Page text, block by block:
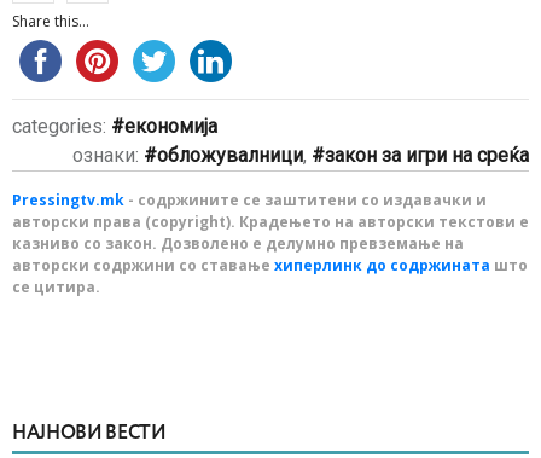
Share this...
categories:
економија
ознаки:
обложувалници, закон за игри на среќа
Pressingtv.mk - содржините се заштитени со издавачки и
авторски права (copyright). Крадењето на авторски текстови е
казниво со закон. Дозволено е делумно превземање на
авторски содржини со ставање хиперлинк до содржината што
се цитира.
НАЈНОВИ ВЕСТИ